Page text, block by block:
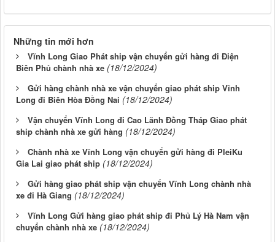
Những tin mới hơn
Vĩnh Long Giao Phát ship vận chuyển gửi hàng đi Điện
Biên Phủ chành nhà xe (18/12/2024)
Gửi hàng chành nhà xe vận chuyển giao phát ship Vĩnh
Long đi Biên Hòa Đồng Nai (18/12/2024)
Vận chuyển Vĩnh Long đi Cao Lãnh Đồng Tháp Giao phát
ship chành nhà xe gửi hàng (18/12/2024)
Chành nhà xe Vĩnh Long vận chuyển gửi hàng đi PleiKu
Gia Lai giao phát ship (18/12/2024)
Gửi hàng giao phát ship vận chuyển Vĩnh Long chành nhà
xe đi Hà Giang (18/12/2024)
Vĩnh Long Gửi hàng giao phát ship đi Phủ Lý Hà Nam vận
chuyển chành nhà xe (18/12/2024)